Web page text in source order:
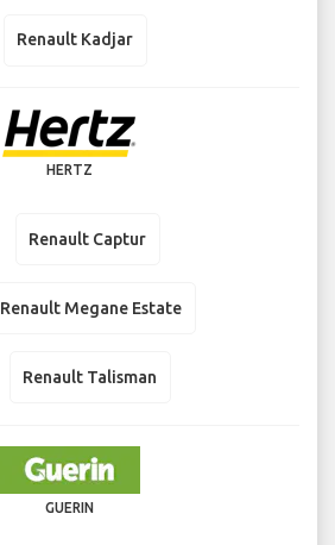
Renault Kadjar
HERTZ
Renault Captur
Renault Megane Estate
Renault Talisman
GUERIN